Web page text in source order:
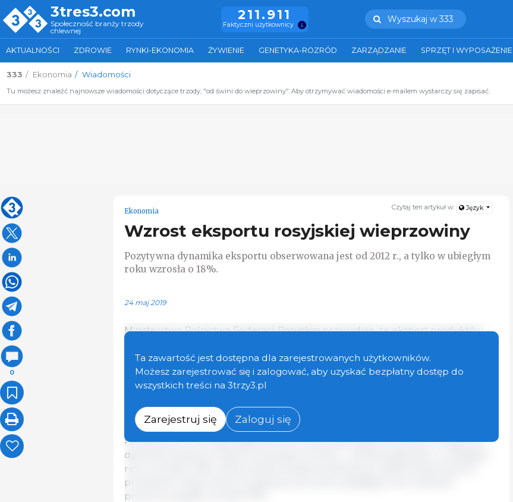
3tres3.com
Społeczność branży trzody
chlewnej
211.911
Faktyczni użytkownicy
Wyszukaj w 333
AKTUALNOŚCI ZDROWIE RYNKI-EKONOMIA ŻYWIENIE GENETYKA-ROZRÓD ZARZĄDZANIE SPRZĘT I WYPOSAŻENIE
333 Ekonomia Wiadomości
Tu możesz znaleźć najnowsze wiadomości dotyczące trzody, "od świni do wieprzowiny". Aby otrzymywać wiadomości e-mailem wystarczy się zapisać.
0
Czytaj ten artykuł w: Język
Ekonomia
Wzrost eksportu rosyjskiej wieprzowiny
Pozytywna dynamika eksportu obserwowana jest od 2012 r., a tylko w ubiegłym
roku wzrosła o 18%.
24 maj 2019
Ministerstwo Rolnictwa Federacji Rosyjskiej przewiduje, że eksport produktów
roku. Liczba ta prawdopodobnie przekroczy 100 tysięcy ton. Rozwój przemysłu
był omawiany podczas rozszerzonego spotkania rady dyrektorów Krajowego
Związku Producentów Trzody Chlewnej, które odbyło się w Ministerstwie.
Jak zauważono podczas spotkania, głównymi nabywcami rosyjskich produktów
wieprzowych są Hongkong, Wietnam i kraje sąsiednie. Chiny, Japonia, Korea
Południowa i inne kraje azjatyckie są również obiecującymi rynkami. Pozytywna
dynamika eksportu obserwowana jest od 2012 r., podczas gdy tylko w ubiegłym
roku wzrosła o 18%. Jednocześnie istnieje tendencja do ograniczania importu
produktów wieprzowych za granicą: do końca ubiegłego roku wielkość
przywozu spadła o ponad 70%.
Ta zawartość jest dostępna dla zarejestrowanych użytkowników.
Możesz zarejestrować się i zalogować, aby uzyskać bezpłatny dostęp do
wszystkich treści na 3trzy3.pl
Zarejestruj się Zaloguj się